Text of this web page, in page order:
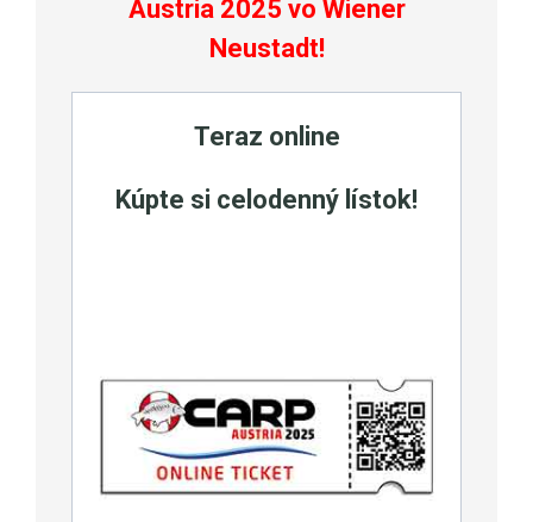
Austria 2025 vo Wiener
Neustadt!
Teraz online
Kúpte si celodenný lístok!